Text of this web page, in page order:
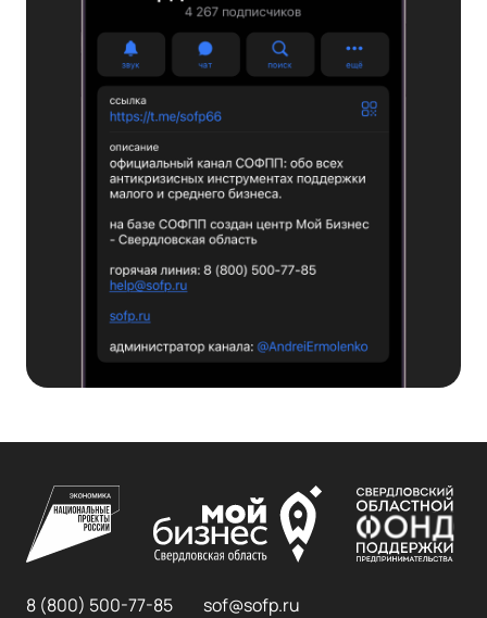
8 (800) 500-77-85 sof@sofp.ru